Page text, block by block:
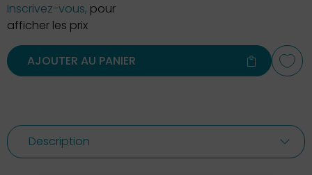
Inscrivez-vous, pour
afficher les prix
AJOUTER AU PANIER
Description